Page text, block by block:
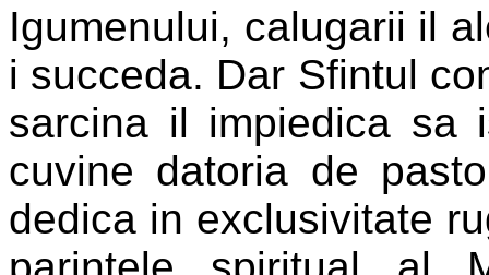
Igumenului, calugarii il
i succeda. Dar Sfintul
sarcina il impiedica sa
cuvine datoria de
dedica in exclusivitate